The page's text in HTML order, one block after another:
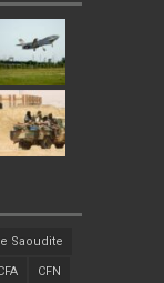
Saoudite
CFN